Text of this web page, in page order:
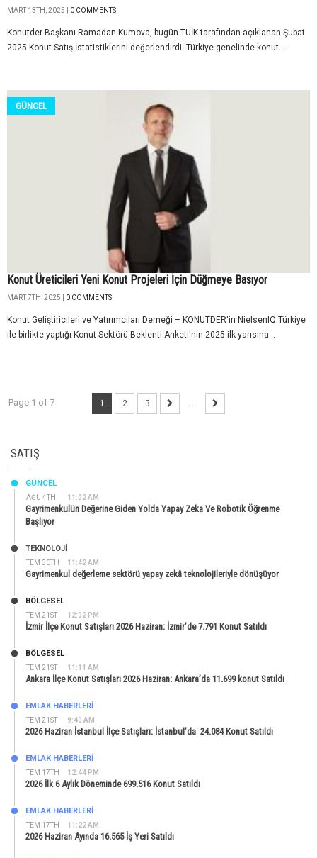
MART 13TH, 2025 | 0 COMMENTS
Konutder Başkanı Ramadan Kumova, bugün TÜİK tarafından açıklanan Şubat
2025 Konut Satış İstatistiklerini değerlendirdi. Türkiye genelinde konut...
GÜNCEL
Konut Üreticileri Yeni Konut Projeleri İçin Düğmeye Basıyor
MART 7TH, 2025 | 0 COMMENTS
Konut Geliştiricileri ve Yatırımcıları Derneği – KONUTDER'in NielsenIQ Türkiye
ile birlikte yaptığı Konut Sektörü Beklenti Anketi'nin 2025 ilk yarısına...
Page 1 of 7 1 2 3 ...
SATIŞ
AĞU 4TH 11:02 AM
GÜNCEL
Gayrimenkulün Değerine Giden Yolda Yapay Zeka Ve Robotik Öğrenme
Başlıyor
TEM 30TH 11:42 AM
TEKNOLOJİ
Gayrimenkul değerleme sektörü yapay zekâ teknolojileriyle dönüşüyor
TEM 21ST 12:02 PM
BÖLGESEL
İzmir İlçe Konut Satışları 2026 Haziran: İzmir’de 7.791 Konut Satıldı
TEM 21ST 11:11 AM
BÖLGESEL
Ankara İlçe Konut Satışları 2026 Haziran: Ankara’da 11.699 konut Satıldı
TEM 21ST 9:40 AM
EMLAK HABERLERI
2026 Haziran İstanbul İlçe Satışları: İstanbul’da 24.084 Konut Satıldı
TEM 17TH 12:44 PM
EMLAK HABERLERI
2026 İlk 6 Aylık Döneminde 699.516 Konut Satıldı
TEM 17TH 11:22 AM
EMLAK HABERLERI
2026 Haziran Ayında 16.565 İş Yeri Satıldı